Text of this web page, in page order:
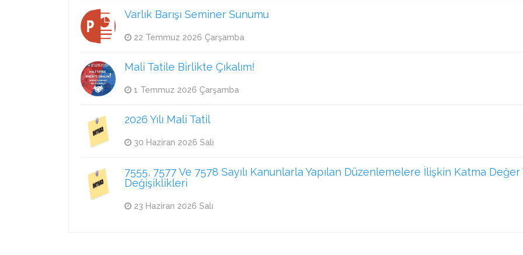
Varlık Barışı Seminer Sunumu
22 Temmuz 2026 Çarşamba
Mali Tatile Birlikte Çıkalım!
1 Temmuz 2026 Çarşamba
2026 Yılı Mali Tatil
30 Haziran 2026 Salı
7555, 7577 Ve 7578 Sayılı Kanunlarla Yapılan Düzenlemelere İlişkin Katma
Değişiklikleri
23 Haziran 2026 Salı